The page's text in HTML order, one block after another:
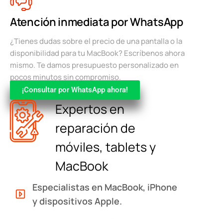
Atención inmediata por WhatsApp
¿Tienes dudas sobre el precio de una pantalla o la
disponibilidad para tu MacBook? Escríbenos ahora
mismo. Te damos presupuesto personalizado en
pocos minutos sin compromiso.
¡Consultar por WhatsApp ahora!
Expertos en
reparación de
móviles, tablets y
MacBook
Especialistas en MacBook, iPhone
y dispositivos Apple.